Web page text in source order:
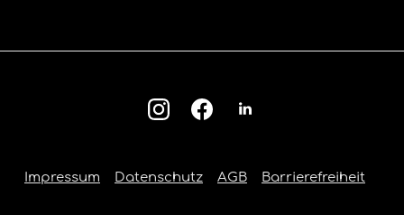
Impressum Datenschutz AGB Barrierefreiheit